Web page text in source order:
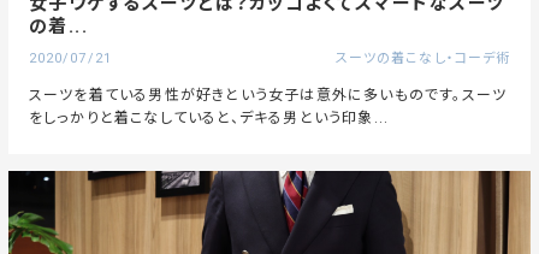
の着...
2020/07/21 スーツの着こなし・コーデ術
スーツを着ている男性が好きという女子は意外に多いものです。スーツ
をしっかりと着こなしていると、デキる男という印象...